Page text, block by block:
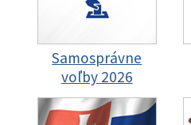
Samosprávne
voľby 2026